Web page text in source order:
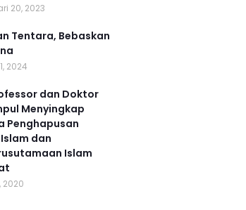
20, 2023
Tentara, Bebaskan
2024
dan Doktor
Menyingkap
Penghapusan
dan
Islam
2020